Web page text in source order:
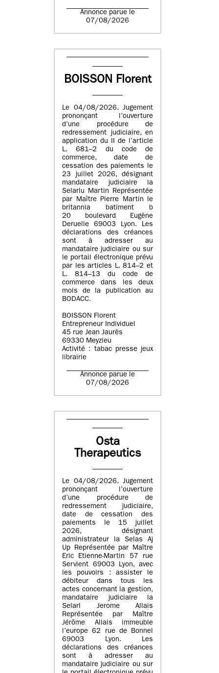
Annonce parue le
07/08/2026
BOISSON Florent
Le 04/08/2026. Jugement
prononçant l’ouverture
d’une procédure de
redressement judiciaire, en
application du II de l’article
L. 681–2 du code de
commerce, date de
cessation des paiements le
23 juillet 2026, désignant
mandataire judiciaire la
Selarlu Martin Représentée
par Maître Pierre Martin le
britannia batiment b
20 boulevard Eugène
Deruelle 69003 Lyon. Les
déclarations des créances
sont à adresser au
mandataire judiciaire ou sur
le portail électronique prévu
par les articles L. 814–2 et
L. 814–13 du code de
commerce dans les deux
mois de la publication au
BODACC.
BOISSON Florent
Entrepreneur Individuel
45 rue Jean Jaurès
69330 Meyzieu
Activité : tabac presse jeux
librairie
Annonce parue le
07/08/2026
Osta
Therapeutics
Le 04/08/2026. Jugement
prononçant l’ouverture
d’une procédure de
redressement judiciaire,
date de cessation des
paiements le 15 juillet
2026, désignant
administrateur la Selas Aj
Up Représentée par Maître
Eric Etienne-Martin 57 rue
Servient 69003 Lyon, avec
les pouvoirs : assister le
débiteur dans tous les
actes concernant la gestion,
mandataire judiciaire la
Selarl Jerome Allais
Représentée par Maître
Jérôme Allais immeuble
l’europe 62 rue de Bonnel
69003 Lyon. Les
déclarations des créances
sont à adresser au
mandataire judiciaire ou sur